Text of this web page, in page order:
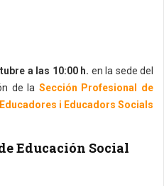
a las 10:00 h. en la sede del
de la Sección Profesional de
i Educadors Socials
Educación Social